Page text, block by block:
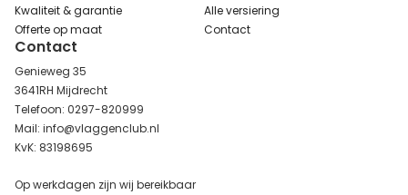
Kwaliteit & garantie
Offerte op maat
Alle versiering
Contact
Contact
Genieweg 35
3641RH Mijdrecht
Telefoon: 0297-820999
Mail: info@vlaggenclub.nl
KvK: 83198695
Op werkdagen zijn wij bereikbaar